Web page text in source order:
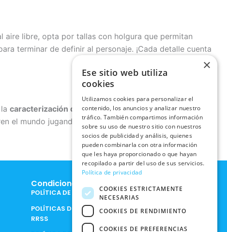
libre, opta por tallas con holgura que permitan
terminar de definir al personaje. ¡Cada detalle cuenta
caracterización de paísesque mejor encaje con tu
el mundo jugando. ¡La aventura está servida!
Condiciones Legales
POLÍTICA DE COOKIES
POLÍTICAS DE PRIVACIDAD EN
RRSS
×
Ese sitio web utiliza
cookies
Utilizamos cookies para personalizar el
contenido, los anuncios y analizar nuestro
tráfico. También compartimos información
sobre su uso de nuestro sitio con nuestros
socios de publicidad y análisis, quienes
pueden combinarla con otra información
que les haya proporcionado o que hayan
recopilado a partir del uso de sus servicios.
Política de privacidad
COOKIES ESTRICTAMENTE
NECESARIAS
COOKIES DE RENDIMIENTO
COOKIES DE PREFERENCIAS